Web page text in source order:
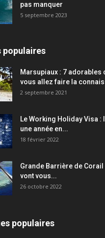
pas manquer
5 septembre 2023
populaires
Marsupiaux : 7 adorables
vous allez faire la
2 septembre 2021
Le Working Holiday Visa
une année en...
18 février 2022
Grande Barrière de
vont vous...
26 octobre 2022
populaires